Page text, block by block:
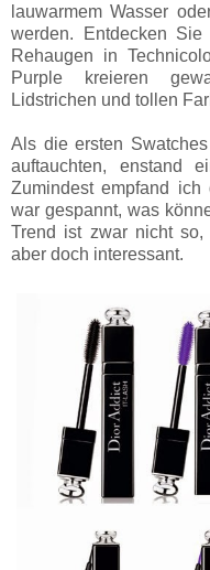
lauwarmem Wasser
werden. Entdecken
Rehaugen in
Purple kreieren
Lidstrichen und tollen
Als die ersten
auftauchten, enstand
Zumindest empfand
war gespannt, was
Trend ist zwar nicht
aber doch interessant.